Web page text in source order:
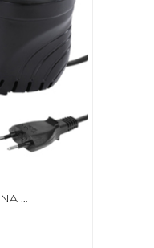
POMPKA ELEKTRYCZNA HIGH PEAK 230 V 49715